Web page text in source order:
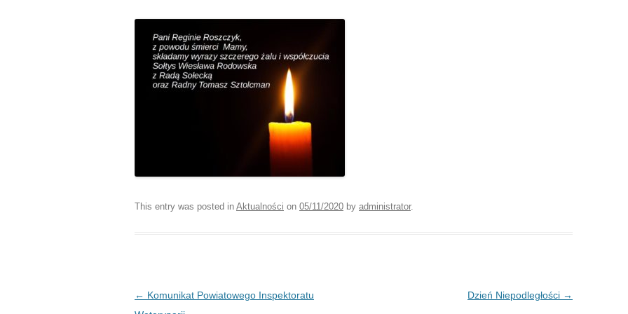
This entry was posted in Aktualności on 05/11/2020 by administrator.
Post navigation
← Komunikat Powiatowego Inspektoratu
Dzień Niepodległości →